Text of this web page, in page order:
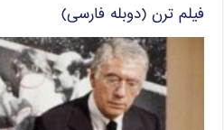
فیلم ترن (دوبله فارسی)